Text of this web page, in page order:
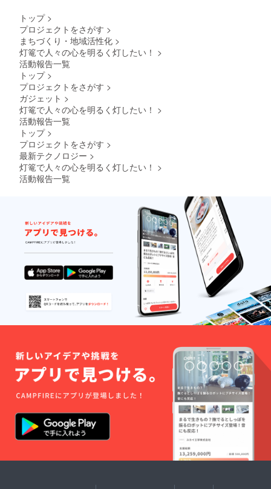
トップ >
プロジェクトをさがす >
まちづくり・地域活性化 >
灯篭で人々の心を明るく灯したい！ >
活動報告一覧
トップ >
プロジェクトをさがす >
ガジェット >
灯篭で人々の心を明るく灯したい！ >
活動報告一覧
トップ >
プロジェクトをさがす >
最新テクノロジー >
灯篭で人々の心を明るく灯したい！ >
活動報告一覧